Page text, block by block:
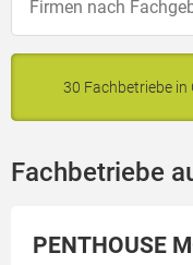
30 Fachbetriebe
Fachbetriebe
PENTHOUSE